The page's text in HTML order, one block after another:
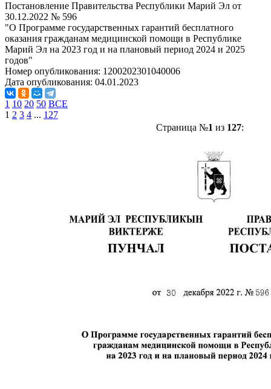
Постановление Правительства Республики Марий Эл от
30.12.2022 № 596
"О Программе государственных гарантий бесплатного
оказания гражданам медицинской помощи в Республике
Марий Эл на 2023 год и на плановый период 2024 и 2025
годов"
Номер опубликования: 1200202301040006
Дата опубликования: 04.01.2023
1 10 20 50 ВСЕ
1 2 3 4 ... 127
Страница №1 из 127: